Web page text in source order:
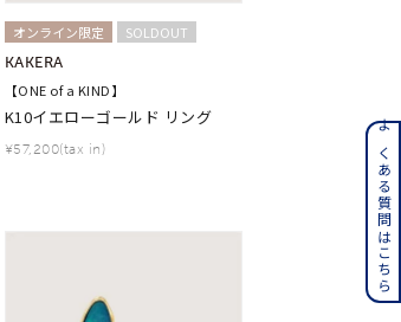
オンライン限定 SOLDOUT
KAKERA
【ONE of a KIND】
K10イエローゴールド リング
¥57,200(tax in) よくある質問はこちら